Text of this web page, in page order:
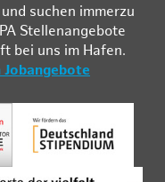
su­chen im­mer­zu
Stel­len­an­ge­bo­te
bei uns im Ha­fen.